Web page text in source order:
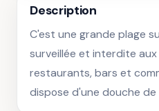
Description
C'est une grande plage
surveillée et interdite
restaurants, bars et
dispose d'une douche